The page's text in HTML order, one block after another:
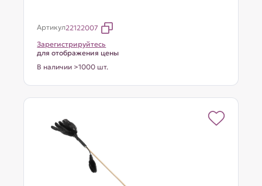
Артикул22122007
Зарегистрируйтесь
для отображения цены
В наличии >1000 шт.